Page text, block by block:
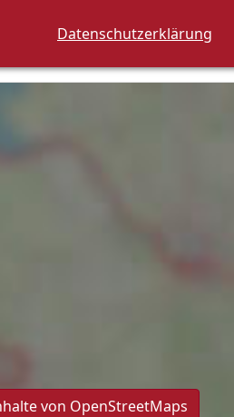
Datenschutzerklärung
von OpenStreetMaps